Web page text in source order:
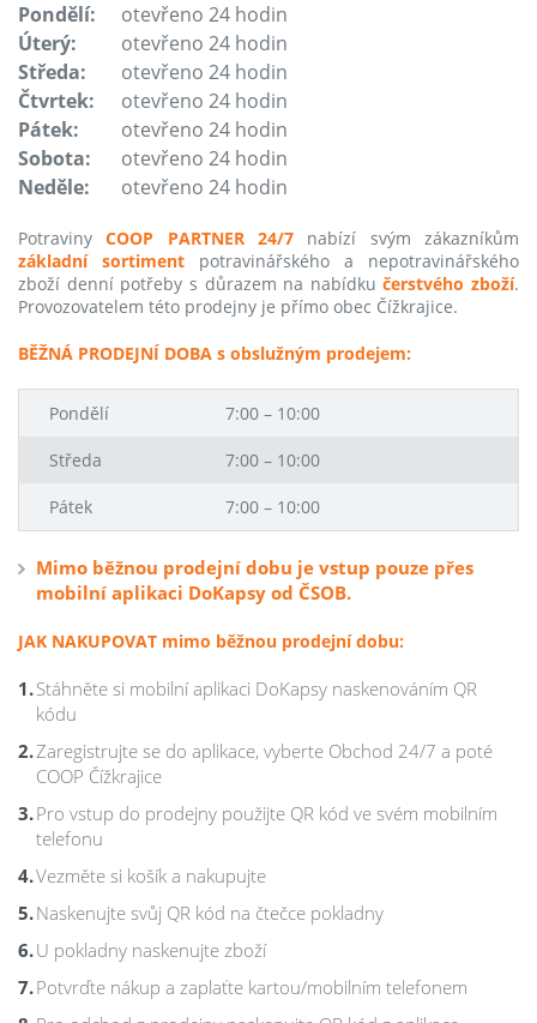
Pondělí:
otevřeno 24 hodin
Úterý:
otevřeno 24 hodin
Středa:
otevřeno 24 hodin
Čtvrtek:
otevřeno 24 hodin
Pátek:
otevřeno 24 hodin
Sobota:
otevřeno 24 hodin
Neděle:
otevřeno 24 hodin
PotravinyCOOP PARTNER 24/7 nabízí svým zákazníkům
základní sortiment potravinářského a nepotravinářského
zboží denní potřeby s důrazem na nabídkučerstvého zboží.
Provozovatelem této prodejny je přímo obec Čížkrajice.
BĚŽNÁ PRODEJNÍ DOBA s obslužným prodejem:
Pondělí 7:00 – 10:00
Středa 7:00 – 10:00
Pátek 7:00 – 10:00
Mimo běžnou prodejní dobu je vstup pouze přes
mobilní aplikaci DoKapsy od ČSOB.
JAK NAKUPOVAT mimo běžnou prodejní dobu:
Stáhněte si mobilní aplikaci DoKapsy naskenováním QR
kódu
Zaregistrujte se do aplikace, vyberte Obchod 24/7 a poté
COOP Čížkrajice
Pro vstup do prodejny použijte QR kód ve svém mobilním
telefonu
Vezměte si košík a nakupujte
Naskenujte svůj QR kód na čtečce pokladny
U pokladny naskenujte zboží
Potvrďte nákup a zaplaťte kartou/mobilním telefonem